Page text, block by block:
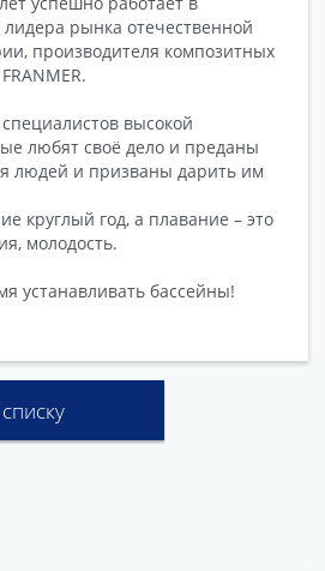
рынка отечественной
производителя композитных
высокой
любят своё дело и преданы
людей и призваны дарить им
круглый год, а плавание – это
молодость.
устанавливать бассейны!